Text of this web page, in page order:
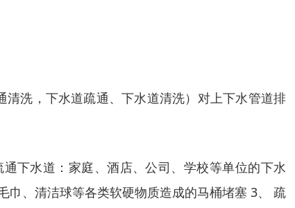
洗，下水道疏通、下水道清洗）对上下水管道排
下水道：家庭、酒店、公司、学校等单位的下水
巾、清洁球等各类软硬物质造成的马桶堵塞 3、 疏